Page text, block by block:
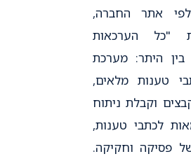
לפי אתר החברה,
"כל הערכאות
בין היתר: מערכת
טענות מלאים,
וקבלת ניתוח
לכתבי טענות,
פסיקה וחקיקה.